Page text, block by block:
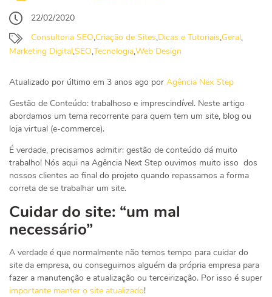
22/02/2020
Consultoria SEO,Criação de Sites,Dicas e Tutoriais,Geral,
Marketing Digital,SEO,Tecnologia,Web Design
Atualizado por último em 3 anos ago por Agência Nex Step
Gestão de Conteúdo: trabalhoso e imprescindível. Neste artigo
abordamos um tema recorrente para quem tem um site, blog ou
loja virtual (e-commerce).
É verdade, precisamos admitir: gestão de conteúdo dá muito
trabalho! Nós aqui na Agência Next Step ouvimos muito isso dos
nossos clientes ao final do projeto quando repassamos a forma
correta de se trabalhar um site.
Cuidar do site: “um mal
necessário”
A verdade é que normalmente não temos tempo para cuidar do
site da empresa, ou conseguimos alguém da própria empresa para
fazer a manutenção e atualização ou terceirização. Por isso é super
importante manter o site atualizado!